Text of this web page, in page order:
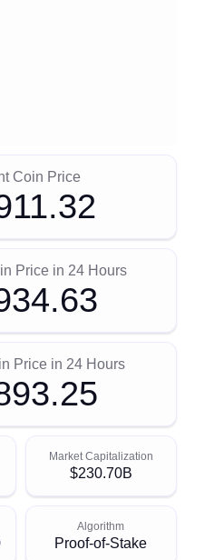
Coin Price
Price in 24 Hours
Price in 24 Hours
Market Capitalization
$230.70B
Algorithm
Proof-of-Stake